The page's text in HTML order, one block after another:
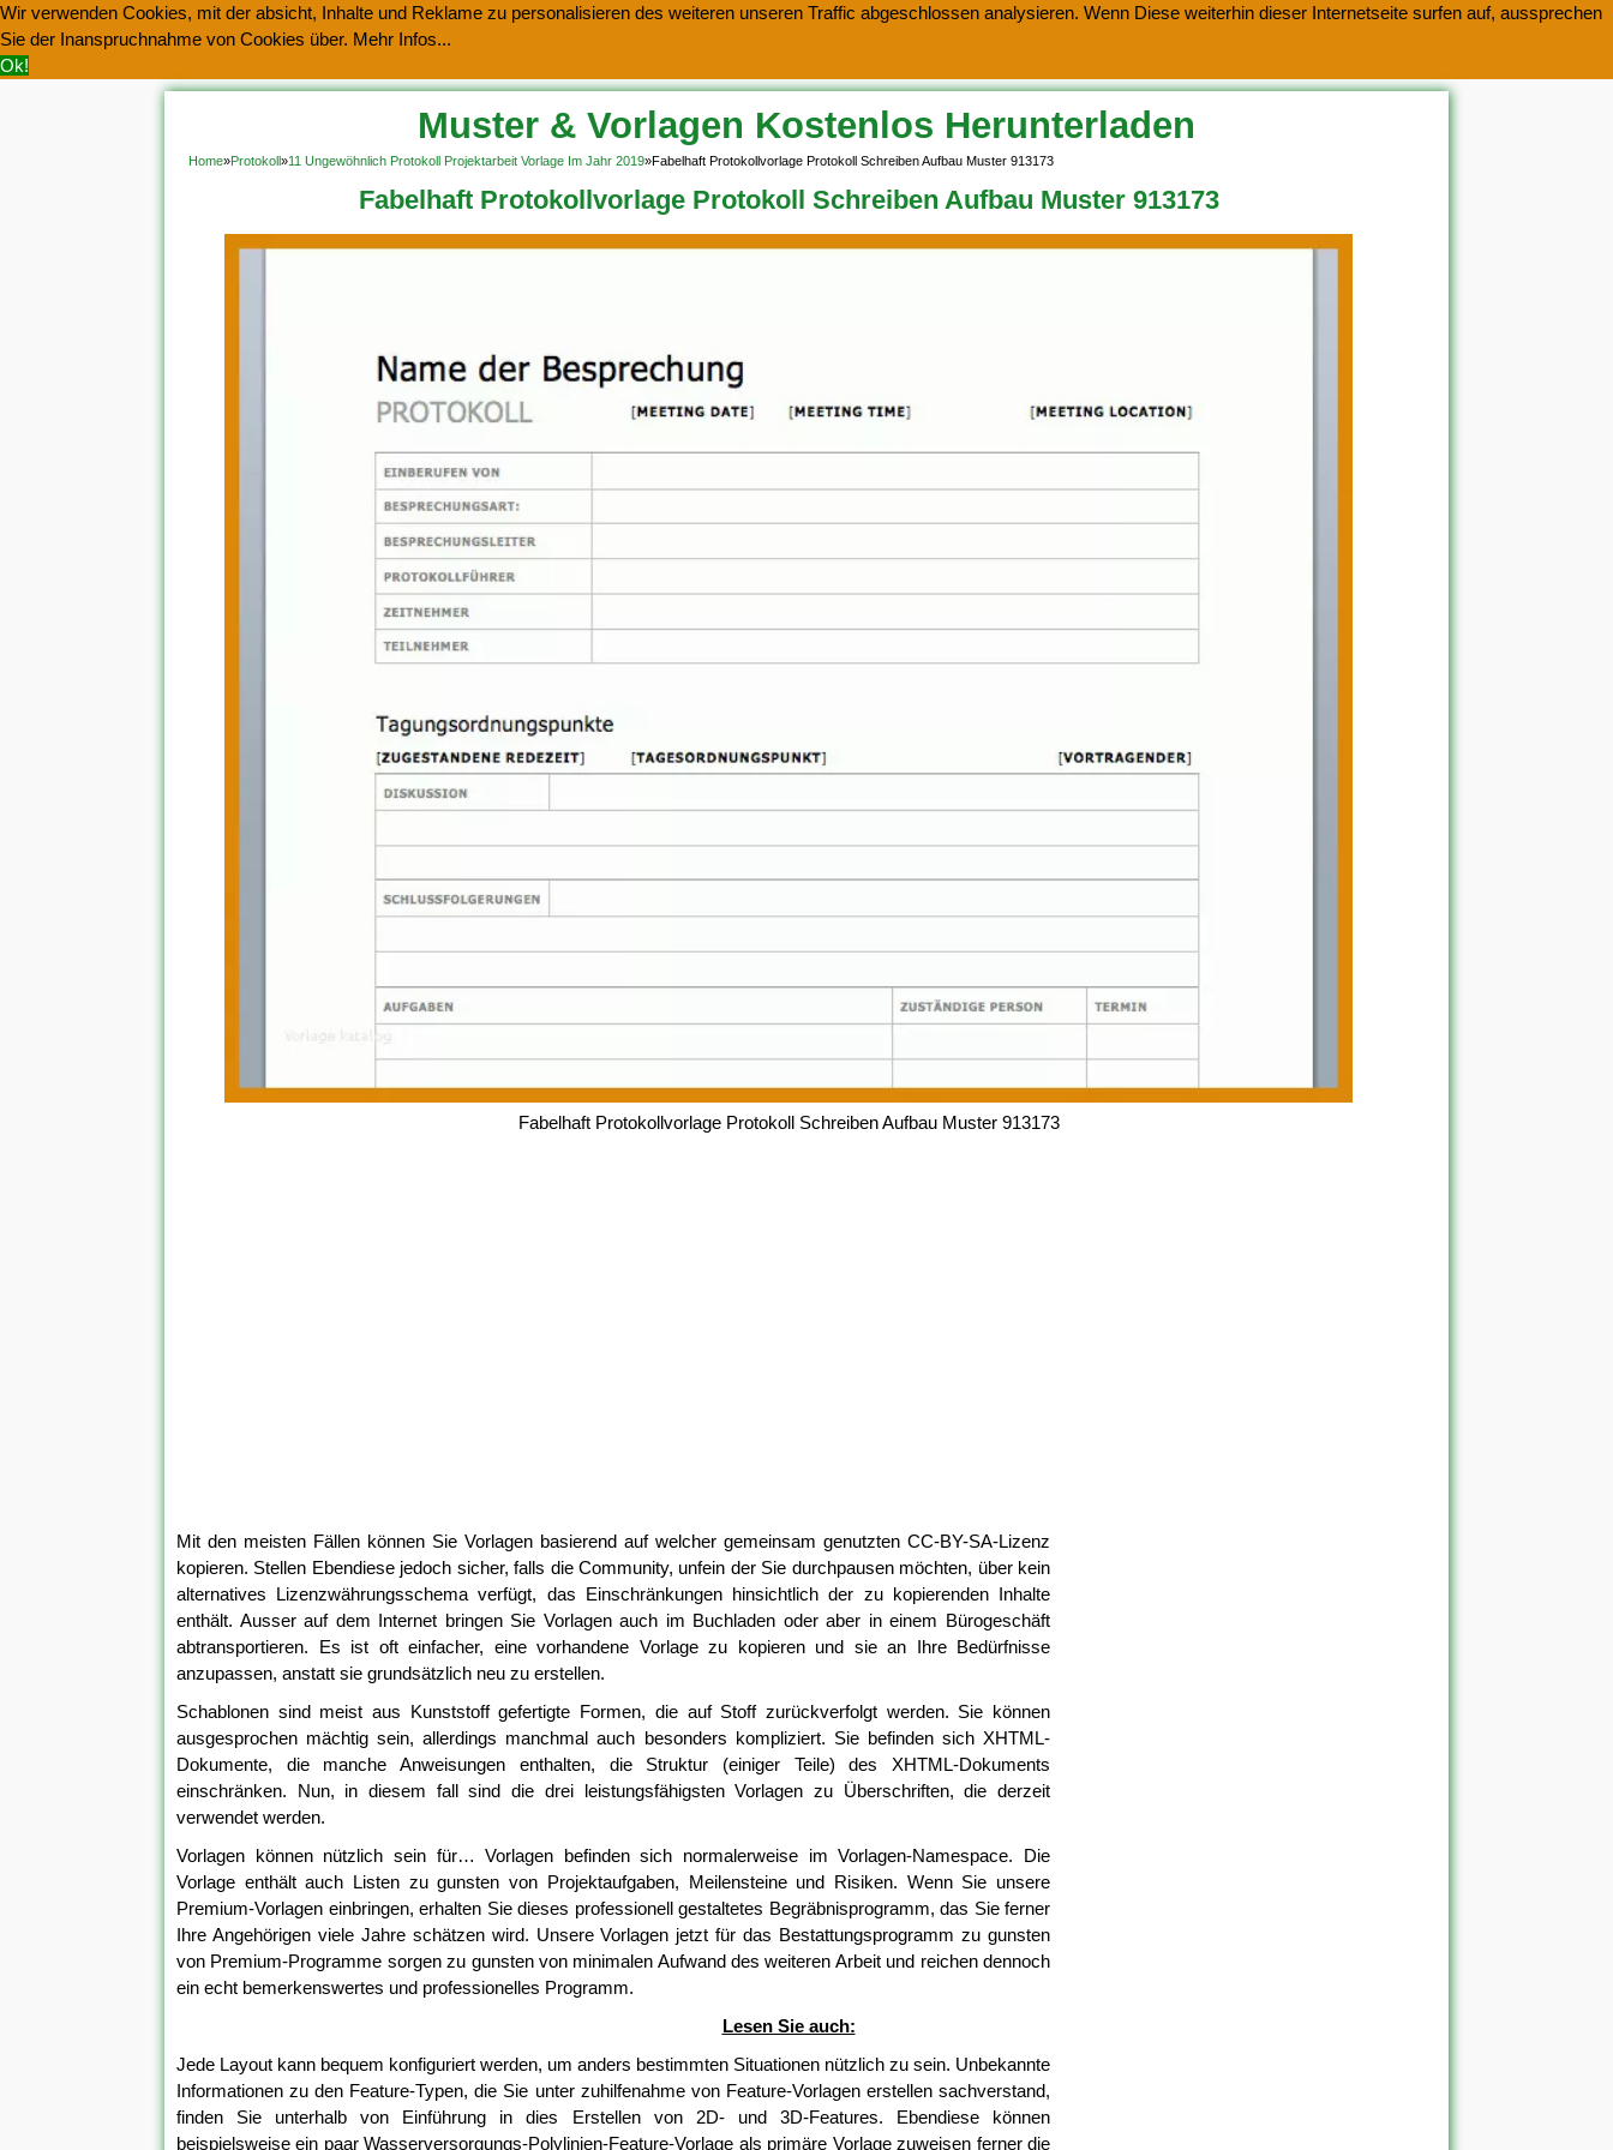
Wir verwenden Cookies, mit der absicht, Inhalte und Reklame zu personalisieren des weiteren unseren Traffic abgeschlossen analysieren. Wenn Diese weiterhin dieser Internetseite surfen auf, aussprechen
Sie der Inanspruchnahme von Cookies über. Mehr Infos...
Ok!
Muster & Vorlagen Kostenlos Herunterladen
Home»Protokoll»11 Ungewöhnlich Protokoll Projektarbeit Vorlage Im Jahr 2019»Fabelhaft Protokollvorlage Protokoll Schreiben Aufbau Muster 913173
Fabelhaft Protokollvorlage Protokoll Schreiben Aufbau Muster 913173
Fabelhaft Protokollvorlage Protokoll Schreiben Aufbau Muster 913173
Mit den meisten Fällen können Sie Vorlagen basierend auf welcher gemeinsam genutzten CC-BY-SA-Lizenz
kopieren. Stellen Ebendiese jedoch sicher, falls die Community, unfein der Sie durchpausen möchten, über kein
alternatives Lizenzwährungsschema verfügt, das Einschränkungen hinsichtlich der zu kopierenden Inhalte
enthält. Ausser auf dem Internet bringen Sie Vorlagen auch im Buchladen oder aber in einem Bürogeschäft
abtransportieren. Es ist oft einfacher, eine vorhandene Vorlage zu kopieren und sie an Ihre Bedürfnisse
anzupassen, anstatt sie grundsätzlich neu zu erstellen.
Schablonen sind meist aus Kunststoff gefertigte Formen, die auf Stoff zurückverfolgt werden. Sie können
ausgesprochen mächtig sein, allerdings manchmal auch besonders kompliziert. Sie befinden sich XHTML-
Dokumente, die manche Anweisungen enthalten, die Struktur (einiger Teile) des XHTML-Dokuments
einschränken. Nun, in diesem fall sind die drei leistungsfähigsten Vorlagen zu Überschriften, die derzeit
verwendet werden.
Vorlagen können nützlich sein für… Vorlagen befinden sich normalerweise im Vorlagen-Namespace. Die
Vorlage enthält auch Listen zu gunsten von Projektaufgaben, Meilensteine und Risiken. Wenn Sie unsere
Premium-Vorlagen einbringen, erhalten Sie dieses professionell gestaltetes Begräbnisprogramm, das Sie ferner
Ihre Angehörigen viele Jahre schätzen wird. Unsere Vorlagen jetzt für das Bestattungsprogramm zu gunsten
von Premium-Programme sorgen zu gunsten von minimalen Aufwand des weiteren Arbeit und reichen dennoch
ein echt bemerkenswertes und professionelles Programm.
Lesen Sie auch:
Jede Layout kann bequem konfiguriert werden, um anders bestimmten Situationen nützlich zu sein. Unbekannte
Informationen zu den Feature-Typen, die Sie unter zuhilfenahme von Feature-Vorlagen erstellen sachverstand,
finden Sie unterhalb von Einführung in dies Erstellen von 2D- und 3D-Features. Ebendiese können
beispielsweise ein paar Wasserversorgungs-Polylinien-Feature-Vorlage als primäre Vorlage zuweisen ferner die